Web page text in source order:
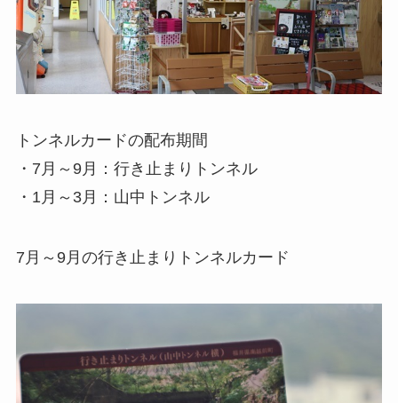
トンネルカードの配布期間
・7月～9月：行き止まりトンネル
・1月～3月：山中トンネル
7月～9月の行き止まりトンネルカード